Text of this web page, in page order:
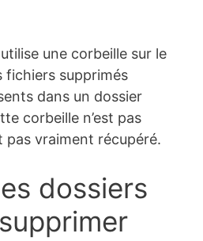
une corbeille sur le
fichiers supprimés
dans un dossier
corbeille n’est pas
pas vraiment récupéré.
dossiers